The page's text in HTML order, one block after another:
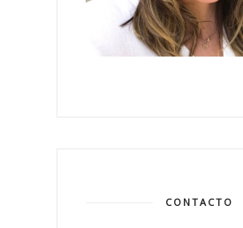
CONTACTO